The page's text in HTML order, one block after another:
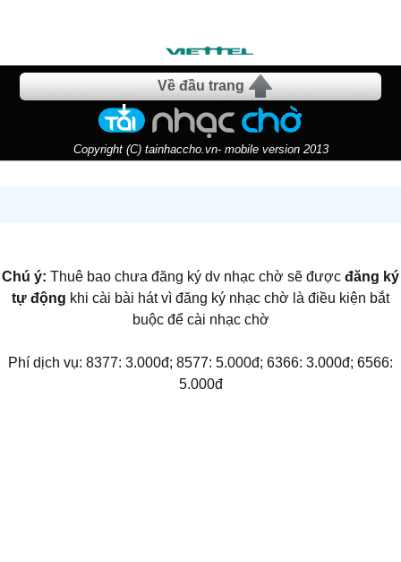
Về đầu trang
Copyright (C) tainhaccho.vn- mobile version 2013
Chú ý: Thuê bao chưa đăng ký dv nhạc chờ sẽ được đăng ký
tự động khi cài bài hát vì đăng ký nhạc chờ là điều kiện bắt
buộc để cài nhạc chờ
Phí dịch vụ: 8377: 3.000đ; 8577: 5.000đ; 6366: 3.000đ; 6566:
5.000đ